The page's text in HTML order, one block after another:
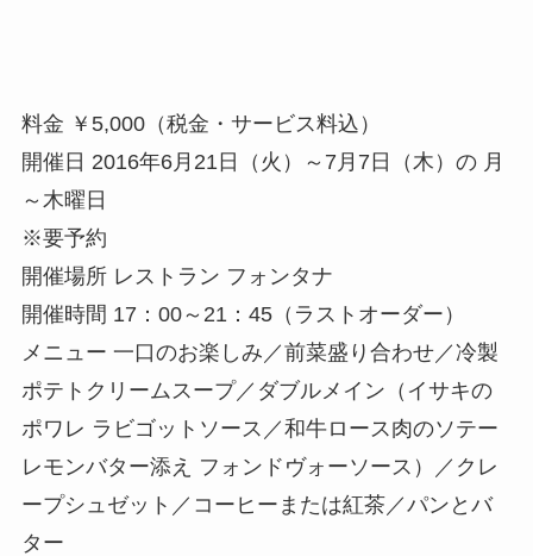
料金 ￥5,000（税金・サービス料込）
開催日 2016年6月21日（火）～7月7日（木）の 月
～木曜日
※要予約
開催場所 レストラン フォンタナ
開催時間 17：00～21：45（ラストオーダー）
メニュー 一口のお楽しみ／前菜盛り合わせ／冷製
ポテトクリームスープ／ダブルメイン（イサキの
ポワレ ラビゴットソース／和牛ロース肉のソテー
レモンバター添え フォンドヴォーソース）／クレ
ープシュゼット／コーヒーまたは紅茶／パンとバ
ター